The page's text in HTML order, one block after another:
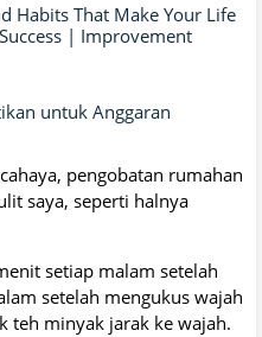
Habits That Make Your Life
| Improvement
untuk Anggaran
pengobatan rumahan
saya, seperti halnya
setiap malam setelah
setelah mengukus wajah
teh minyak jarak ke wajah.